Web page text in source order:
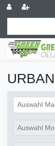
Auswahl
Auswahl